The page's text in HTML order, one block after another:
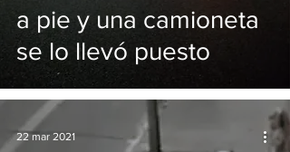
a pie y una camioneta
se lo llevó puesto
22 mar 2021